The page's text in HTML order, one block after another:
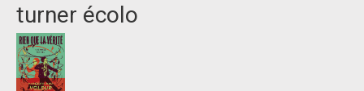
turner écolo